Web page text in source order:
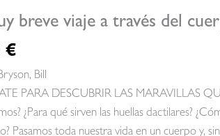
breve viaje a través del
€
Bill
PARA DESCUBRIR LAS MARAVILLAS
¿Para qué sirven las huellas dactilares?
Pasamos toda nuestra vida en un cuerpo y,